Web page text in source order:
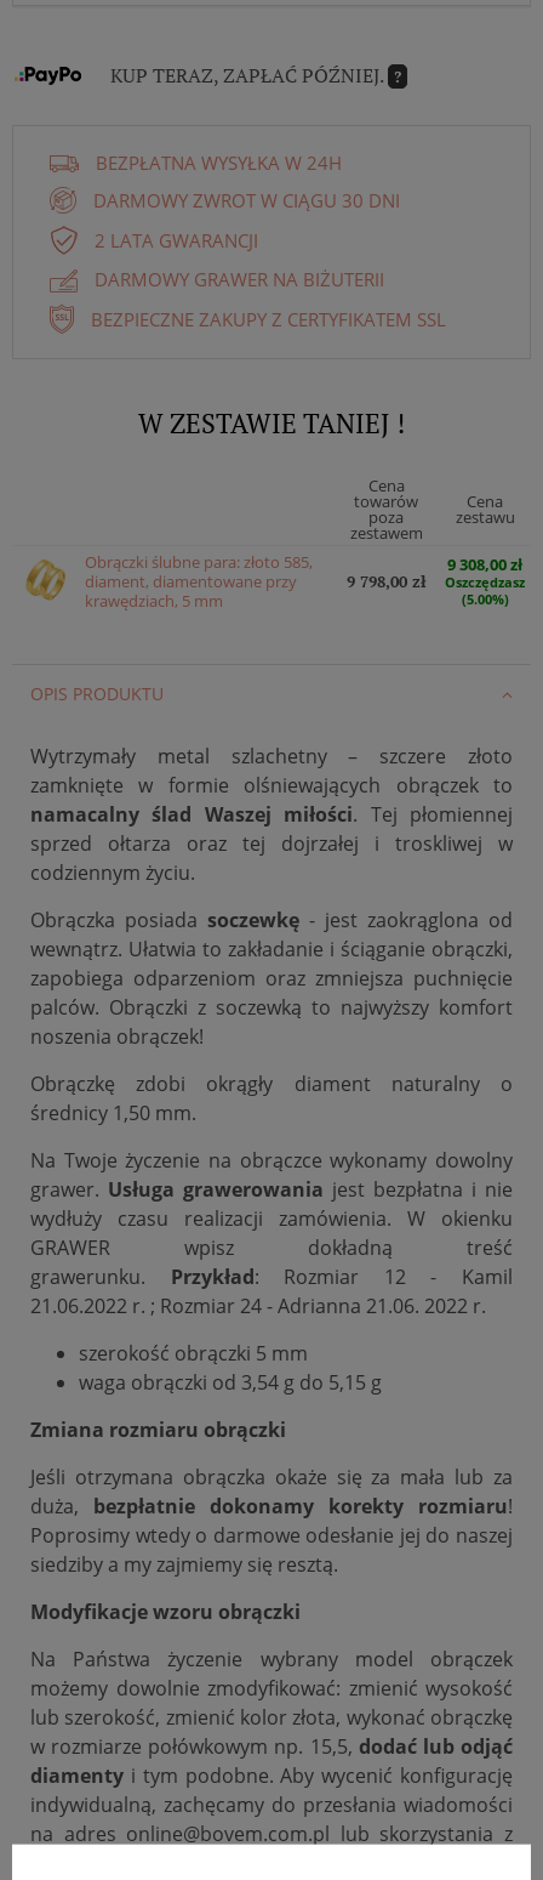
KUP TERAZ, ZAPŁAĆ PÓŹNIEJ. ?
BEZPŁATNA WYSYŁKA W 24H
DARMOWY ZWROT W CIĄGU 30 DNI
2 LATA GWARANCJI
DARMOWY GRAWER NA BIŻUTERII
BEZPIECZNE ZAKUPY Z CERTYFIKATEM SSL
W ZESTAWIE TANIEJ !
Cena
towarów
poza
zestawem
Cena
zestawu
Obrączki ślubne para: złoto 585,
diament, diamentowane przy
krawędziach, 5 mm
9 798,00 zł
9 308,00 zł
Oszczędzasz
(5.00%)
OPIS PRODUKTU
Wytrzymały metal szlachetny – szczere złoto
zamknięte w formie olśniewających obrączek to
namacalny ślad Waszej miłości. Tej płomiennej
sprzed ołtarza oraz tej dojrzałej i troskliwej w
codziennym życiu.
Obrączka posiada soczewkę - jest zaokrąglona od
wewnątrz. Ułatwia to zakładanie i ściąganie obrączki,
zapobiega odparzeniom oraz zmniejsza puchnięcie
palców. Obrączki z soczewką to najwyższy komfort
noszenia obrączek!
Obrączkę zdobi okrągły diament naturalny o
średnicy 1,50 mm.
Na Twoje życzenie na obrączce wykonamy dowolny
grawer. Usługa grawerowania jest bezpłatna i nie
wydłuży czasu realizacji zamówienia. W okienku
GRAWER wpisz dokładną treść
grawerunku.
Przykład: Rozmiar 12 - Kamil
21.06.2022 r. ; Rozmiar 24 - Adrianna 21.06. 2022 r.
szerokość obrączki 5 mm
waga obrączki od 3,54 g do 5,15 g
Zmiana rozmiaru obrączki
Jeśli otrzymana obrączka okaże się za mała lub za
duża, bezpłatnie dokonamy korekty rozmiaru!
Poprosimy wtedy o darmowe odesłanie jej do naszej
siedziby a my zajmiemy się resztą.
Modyfikacje wzoru obrączki
Na Państwa życzenie wybrany model obrączek
możemy dowolnie zmodyfikować: zmienić wysokość
lub szerokość, zmienić kolor złota, wykonać obrączkę
w rozmiarze połówkowym np. 15,5, dodać lub odjąć
diamenty i tym podobne. Aby wycenić konfigurację
indywidualną, zachęcamy do przesłania wiadomości
na adres online@bovem.com.pl lub skorzystania z